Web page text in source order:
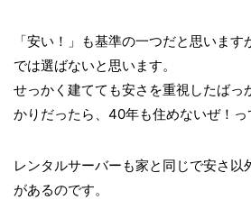
「安い！」も基準の一つだと思いま
では選ばないと思います。
せっかく建てても安さを重視したばっ
かりだったら、40年も住めないぜ！っ
レンタルサーバーも家と同じで安さ以
があるのです。